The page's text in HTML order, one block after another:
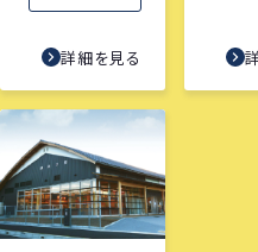
詳細を見る